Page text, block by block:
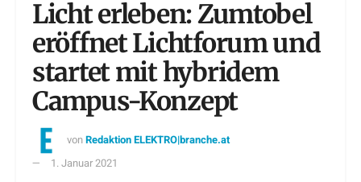
Licht erleben: Zumtobel
eröffnet Lichtforum und
startet mit hybridem
Campus-Konzept
vonRedaktion ELEKTRO|branche.at
1. Januar 2021